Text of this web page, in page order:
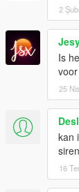
2
Is
25
kan
16